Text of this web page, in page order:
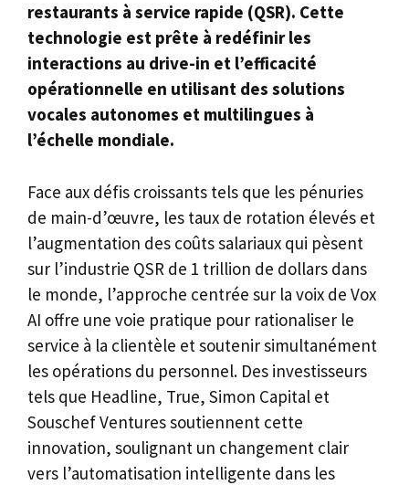
restaurants à service rapide (QSR). Cette
technologie est prête à redéfinir les
interactions au drive-in et l’efficacité
opérationnelle en utilisant des solutions
vocales autonomes et multilingues à
l’échelle mondiale.
Face aux défis croissants tels que les pénuries
de main-d’œuvre, les taux de rotation élevés et
l’augmentation des coûts salariaux qui pèsent
sur l’industrie QSR de 1 trillion de dollars dans
le monde, l’approche centrée sur la voix de Vox
AI offre une voie pratique pour rationaliser le
service à la clientèle et soutenir simultanément
les opérations du personnel. Des investisseurs
tels que Headline, True, Simon Capital et
Souschef Ventures soutiennent cette
innovation, soulignant un changement clair
vers l’automatisation intelligente dans les